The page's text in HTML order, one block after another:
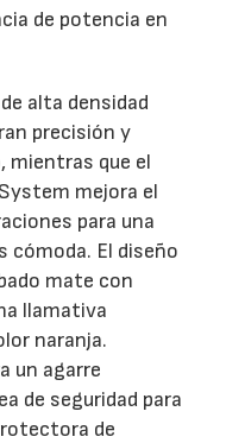
de potencia en
alta densidad
precisión y
mientras que el
mejora el
para una
cómoda. El diseño
mate con
llamativa
naranja.
un agarre
de seguridad para
de